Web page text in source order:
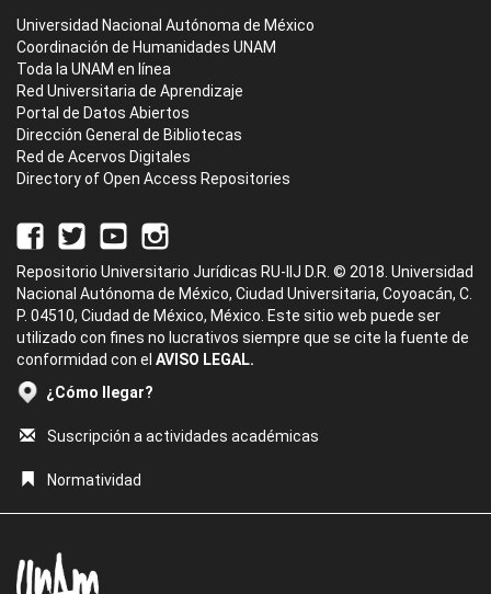
Universidad Nacional Autónoma de México
Coordinación de Humanidades UNAM
Toda la UNAM en línea
Red Universitaria de Aprendizaje
Portal de Datos Abiertos
Dirección General de Bibliotecas
Red de Acervos Digitales
Directory of Open Access Repositories
Repositorio Universitario Jurídicas RU-IIJ D.R. © 2018. Universidad
Nacional Autónoma de México, Ciudad Universitaria, Coyoacán, C.
P. 04510, Ciudad de México, México. Este sitio web puede ser
utilizado con fines no lucrativos siempre que se cite la fuente de
conformidad con el AVISO LEGAL.
¿Cómo llegar?
Suscripción a actividades académicas
Normatividad